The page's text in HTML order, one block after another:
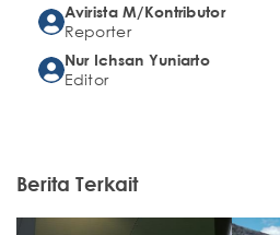
Avirista M/Kontributor
Reporter
Nur Ichsan Yuniarto
Editor
Berita Terkait